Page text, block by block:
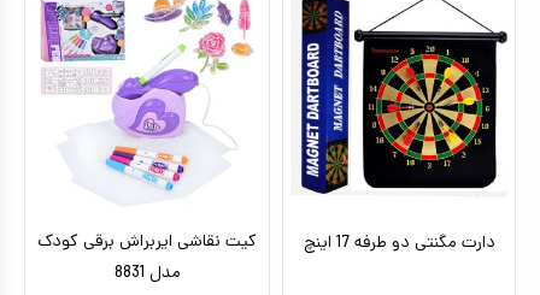
دارت مگنتی دو طرفه 17 اینچ
کیت نقاشی ایربراش برقی کودک
مدل 8831